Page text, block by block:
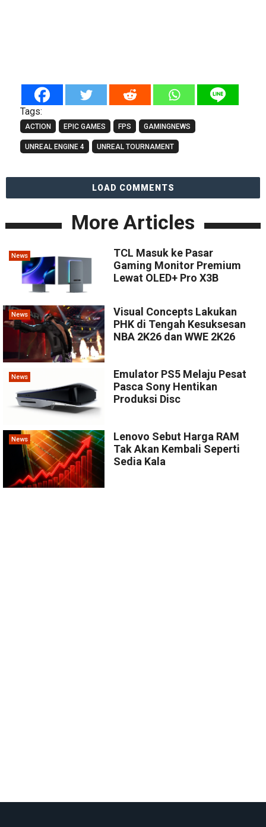
Tags:
ACTION EPIC GAMES FPS GAMINGNEWS
UNREAL ENGINE 4 UNREAL TOURNAMENT
LOAD COMMENTS
More Articles
News
TCL Masuk ke Pasar
Gaming Monitor Premium
Lewat OLED+ Pro X3B
News
Visual Concepts Lakukan
PHK di Tengah Kesuksesan
NBA 2K26 dan WWE 2K26
News
Emulator PS5 Melaju Pesat
Pasca Sony Hentikan
Produksi Disc
News
Lenovo Sebut Harga RAM
Tak Akan Kembali Seperti
Sedia Kala